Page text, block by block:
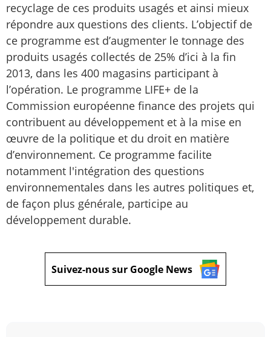
recyclage de ces produits usagés et ainsi mieux
répondre aux questions des clients. L’objectif de
ce programme est d’augmenter le tonnage des
produits usagés collectés de 25% d’ici à la fin
2013, dans les 400 magasins participant à
l’opération. Le programme LIFE+ de la
Commission européenne finance des projets qui
contribuent au développement et à la mise en
œuvre de la politique et du droit en matière
d’environnement. Ce programme facilite
notamment l'intégration des questions
environnementales dans les autres politiques et,
de façon plus générale, participe au
développement durable.
Suivez-nous sur Google News